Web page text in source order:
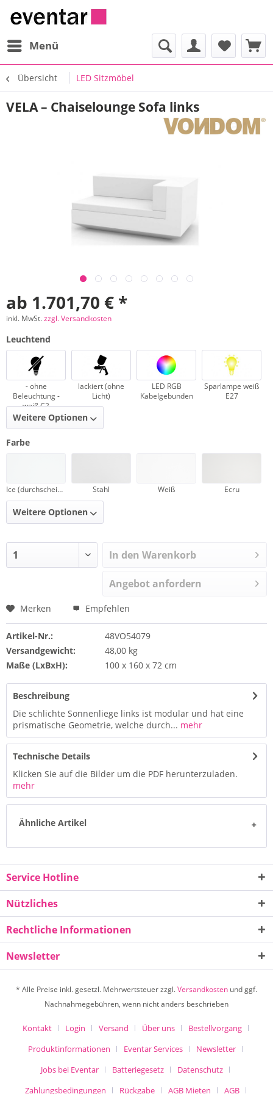
Menü
Übersicht LED Sitzmöbel
VELA – Chaiselounge Sofa links
ab 1.701,70 € *
inkl. MwSt.zzgl. Versandkosten
Leuchtend
- ohne
Beleuchtung -
weiß C2
lackiert (ohne
Licht)
LED RGB
Kabelgebunden
Sparlampe weiß
E27
Weitere Optionen
Farbe
Ice (durchscheinend) Stahl Weiß Ecru
Weitere Optionen
In den Warenkorb
Angebot anfordern
Merken Empfehlen
Artikel-Nr.:
48VO54079
Versandgewicht:
48,00 kg
Maße (LxBxH):
100 x 160 x 72 cm
Beschreibung
Die schlichte Sonnenliege links ist modular und hat eine
prismatische Geometrie, welche durch... mehr
Technische Details
Klicken Sie auf die Bilder um die PDF herunterzuladen.
mehr
Ähnliche Artikel
Service Hotline
Nützliches
Rechtliche Informationen
Newsletter
* Alle Preise inkl. gesetzl. Mehrwertsteuer zzgl.Versandkosten und ggf.
Nachnahmegebühren, wenn nicht anders beschrieben
Kontakt Login Versand Über uns
Bestellvorgang
Produktinformationen
Eventar Services
Newsletter
Jobs bei Eventar
Batteriegesetz
Datenschutz
Zahlungsbedingungen
Rückgabe AGB Mieten AGB